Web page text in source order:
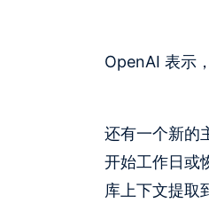
OpenAI 表示
还有一个新的
开始工作日或
库上下文提取